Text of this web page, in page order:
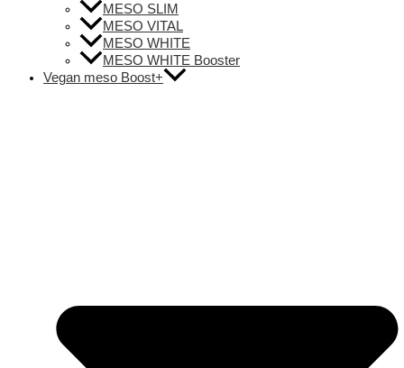
MESO SLIM
MESO VITAL
MESO WHITE
MESO WHITE Booster
Vegan meso Boost+